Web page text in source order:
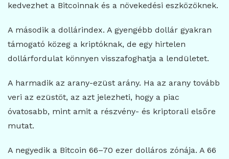
kedvezhet a Bitcoinnak és a növekedési eszközöknek.
A második a dollárindex. A gyengébb dollár gyakran
támogató közeg a kriptóknak, de egy hirtelen
dollárfordulat könnyen visszafoghatja a lendületet.
A harmadik az arany-ezüst arány. Ha az arany tovább
veri az ezüstöt, az azt jelezheti, hogy a piac
óvatosabb, mint amit a részvény- és kriptorali elsőre
mutat.
A negyedik a Bitcoin 66–70 ezer dolláros zónája. A 66